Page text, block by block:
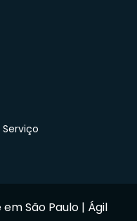
São Paulo | Ágil